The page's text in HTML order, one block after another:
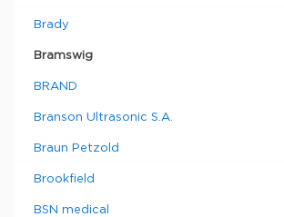
Brady
Bramswig
BRAND
Branson Ultrasonic S.A.
Braun Petzold
Brookfield
BSN medical